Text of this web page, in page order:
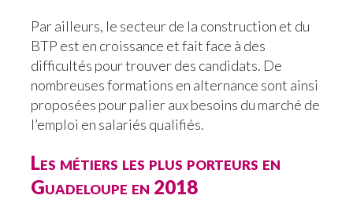
Par ailleurs, le secteur de la construction et du
BTP est en croissance et fait face à des
difficultés pour trouver des candidats. De
nombreuses formations en alternance sont ainsi
proposées pour palier aux besoins du marché de
l’emploi en salariés qualifiés.
Les métiers les plus porteurs en
Guadeloupe en 2018